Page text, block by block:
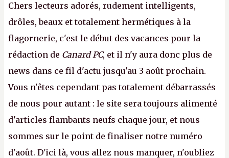
Chers lecteurs adorés, rudement intelligents,
drôles, beaux et totalement hermétiques à la
flagornerie, c'est le début des vacances pour la
rédaction de Canard PC, et il n'y aura donc plus de
news dans ce fil d'actu jusqu'au 3 août prochain.
Vous n'êtes cependant pas totalement débarrassés
de nous pour autant : le site sera toujours alimenté
d'articles flambants neufs chaque jour, et nous
sommes sur le point de finaliser notre numéro
d'août. D'ici là, vous allez nous manquer, n'oubliez